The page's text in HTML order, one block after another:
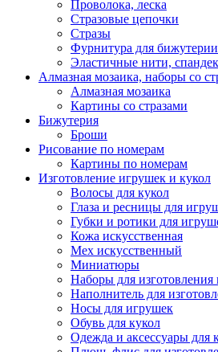
Проволока, леска
Стразовые цепочки
Стразы
Фурнитура для бижутерии
Эластичные нити,
Алмазная мозаика, наборы со
Алмазная мозаика
Картины co стразами
Бижутерия
Броши
Рисование по номерам
Картины по номерам
Изготовление игрушек и кукол
Волосы для кукол
Глаза и ресницы для
Губки и ротики для
Кожа искусственная
Мех искусственный
Миниатюры
Наборы для изготовления
Наполнитель для
Носы для игрушек
Обувь для кукол
Одежда и аксессуары для